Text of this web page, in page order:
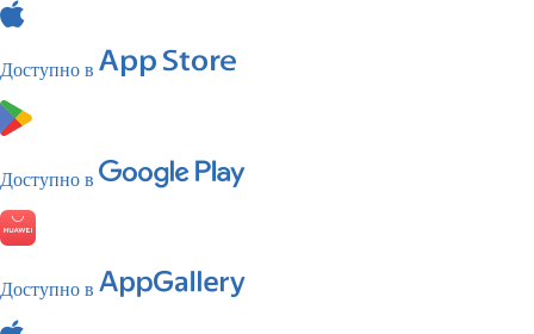
Доступно в
Доступно в
Доступно в